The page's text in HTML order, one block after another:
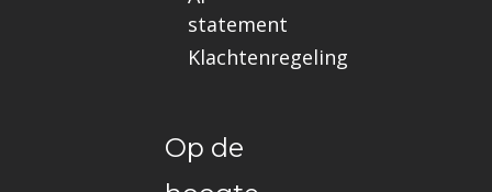
statement
Klachtenregeling
Op de